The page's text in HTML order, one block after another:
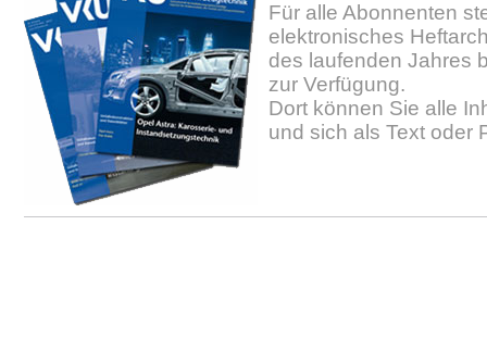
Für alle Abonnenten
elektronisches
des laufenden Jahres
zur Verfügung.
Dort können Sie alle
und sich als Text oder